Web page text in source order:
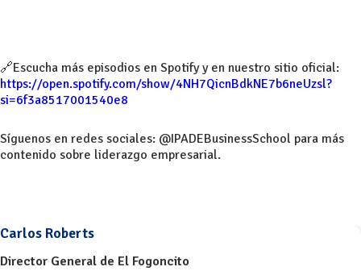
🔗Escucha más episodios en Spotify y en nuestro sitio oficial:
https://open.spotify.com/show/4NH7QicnBdkNE7b6neUzsl?
si=6f3a8517001540e8
Síguenos en redes sociales: @IPADEBusinessSchool para más
contenido sobre liderazgo empresarial.
Carlos Roberts
Director General de El Fogoncito